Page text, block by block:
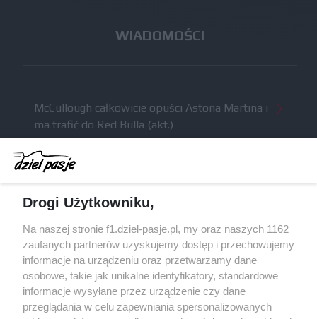
WIADOMOŚCI
McCullough całkowicie opuści Astona Martina i
ma trafić do Red Bulla (akt.)
Dochód F1 spadł o 61 procent względem
zeszłego sezonu
algorytmach?
Honda uświadomiła sobie skalę problemów z
silnikiem dopiero w styczniu
Audi planuje wprowadzić jeszcze cztery duże
pakiety poprawek w 2026 roku
Drogi Użytkowniku,
Na naszej stronie f1.dziel-pasje.pl, my oraz naszych 1162
zaufanych partnerów uzyskujemy dostęp i przechowujemy
informacje na urządzeniu oraz przetwarzamy dane
osobowe, takie jak unikalne identyfikatory, standardowe
informacje wysyłane przez urządzenie czy dane
przeglądania w celu zapewniania spersonalizowanych